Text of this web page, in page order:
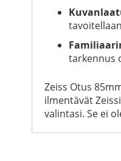
tarkennus
Zeiss Otus
ilmentävät
valintasi. Se ei